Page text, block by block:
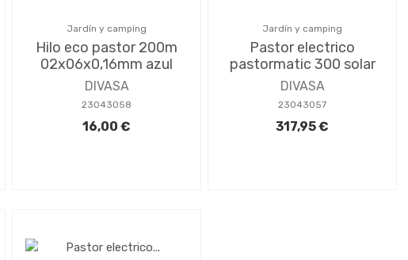
Jardín y camping
Hilo eco pastor 200m
02x06x0,16mm azul
DIVASA
23043058
16,00 €
Jardín y camping
Pastor electrico
pastormatic 300 solar
DIVASA
23043057
317,95 €